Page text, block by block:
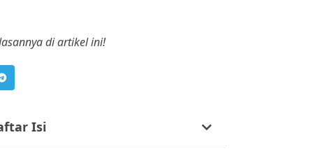
di artikel ini!
Isi